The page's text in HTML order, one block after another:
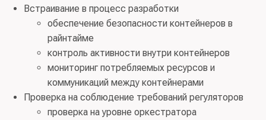
Правообладатель:ООО “КСИМИ ПРО” (ИНН
7708403440)
Встраивание в процесс разработки
обеспечение безопасности контейнеров в
райнтайме
контроль активности внутри контейнеров
мониторинг потребляемых ресурсов и
коммуникаций между контейнерами
Проверка на соблюдение требований регуляторов
проверка на уровне оркестратора